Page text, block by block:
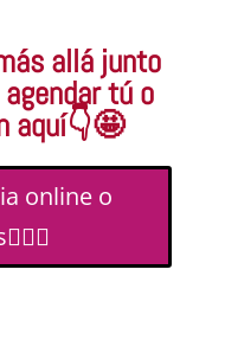
allá junto
tú o
aquí👇🤩
online o